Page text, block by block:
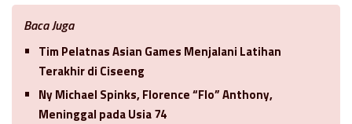
Baca Juga
Tim Pelatnas Asian Games Menjalani Latihan
Terakhir di Ciseeng
Ny Michael Spinks, Florence “Flo” Anthony,
Meninggal pada Usia 74